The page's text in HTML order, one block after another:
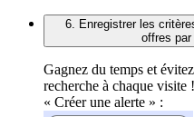
6. Enregistrer les
offres par
Gagnez du temps et
recherche à chaque
« Créer une alerte » :